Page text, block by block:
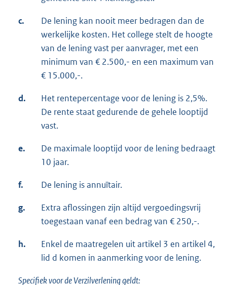
c.
De lening kan nooit meer bedragen dan de
werkelijke kosten. Het college stelt de hoogte
van de lening vast per aanvrager, met een
minimum van € 2.500,- en een maximum van
€ 15.000,-.
d.
Het rentepercentage voor de lening is 2,5%.
De rente staat gedurende de gehele looptijd
vast.
e.
De maximale looptijd voor de lening bedraagt
10 jaar.
f. De lening is annuïtair.
g.
Extra aflossingen zijn altijd vergoedingsvrij
toegestaan vanaf een bedrag van € 250,-.
h.
Enkel de maatregelen uit artikel 3 en artikel 4,
lid d komen in aanmerking voor de lening.
Specifiek voor de Verzilverlening geldt: